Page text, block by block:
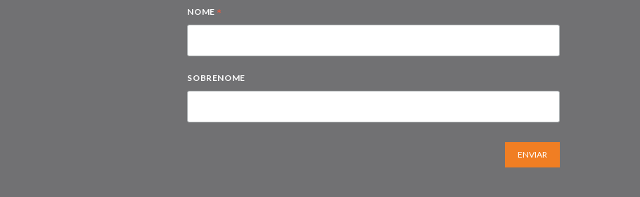
NOME *
SOBRENOME
ENVIAR